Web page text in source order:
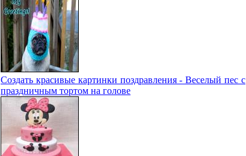
Создать красивые картинки поздравления - Веселый пес с
праздничным тортом на голове